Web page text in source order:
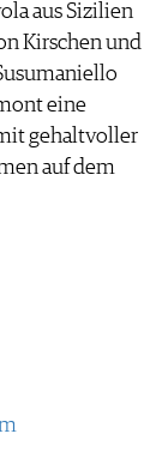
aus Sizilien
Kirschen und
eine
gehaltvoller
auf dem